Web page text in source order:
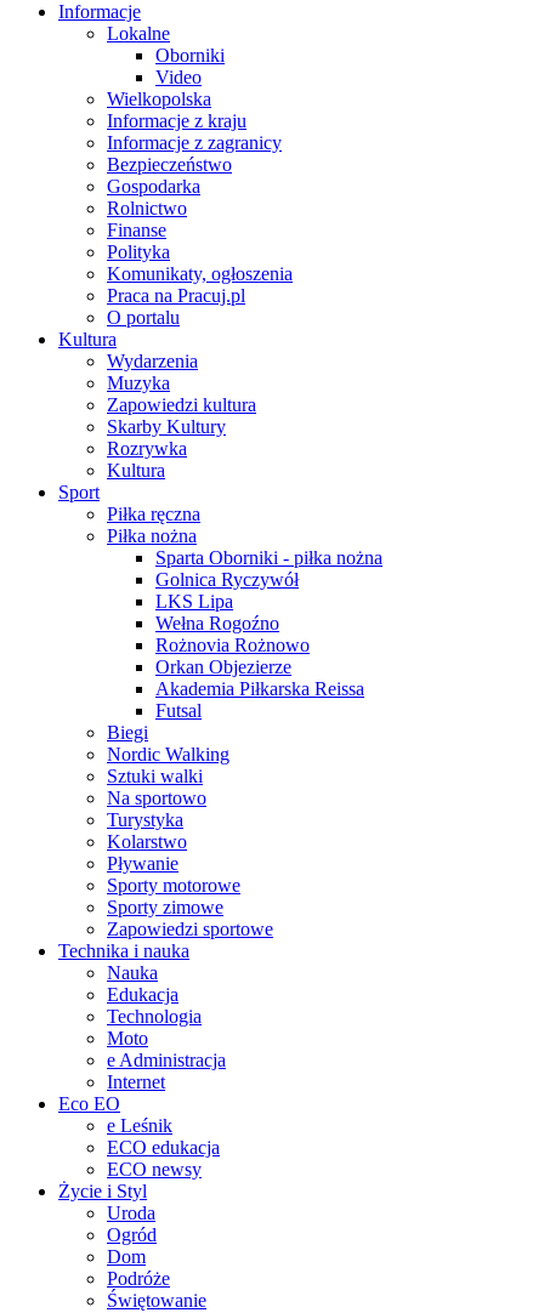
Informacje
Lokalne
Oborniki
Video
Wielkopolska
Informacje z kraju
Informacje z zagranicy
Bezpieczeństwo
Gospodarka
Rolnictwo
Finanse
Polityka
Komunikaty, ogłoszenia
Praca na Pracuj.pl
O portalu
Kultura
Wydarzenia
Muzyka
Zapowiedzi kultura
Skarby Kultury
Rozrywka
Kultura
Sport
Piłka ręczna
Piłka nożna
Sparta Oborniki - piłka nożna
Golnica Ryczywół
LKS Lipa
Wełna Rogoźno
Rożnovia Rożnowo
Orkan Objezierze
Akademia Piłkarska Reissa
Futsal
Biegi
Nordic Walking
Sztuki walki
Na sportowo
Turystyka
Kolarstwo
Pływanie
Sporty motorowe
Sporty zimowe
Zapowiedzi sportowe
Technika i nauka
Nauka
Edukacja
Technologia
Moto
e Administracja
Internet
Eco EO
e Leśnik
ECO edukacja
ECO newsy
Życie i Styl
Uroda
Ogród
Dom
Podróże
Świętowanie